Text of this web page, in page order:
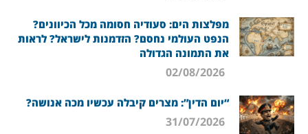
מפלצות הים: סעודיה חסומה מכל הכיוונים?
הנפט העולמי נחסם? הזדמנות לישראל? לראות
את התמונה הגדולה
“יום הדין”: מצרים קיבלה עכשיו מכה אנושה?